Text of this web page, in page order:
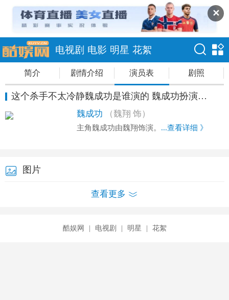
✕
电视剧 电影 明星 花絮
简介 剧情介绍 演员表 剧照
这个杀手不太冷静魏成功是谁演的 魏成功扮演者魏翔资料
魏成功 （魏翔 饰）
主角魏成功由魏翔饰演。 ...查看详细 》
图片
查看更多
酷娱网 | 电视剧 | 明星 | 花絮